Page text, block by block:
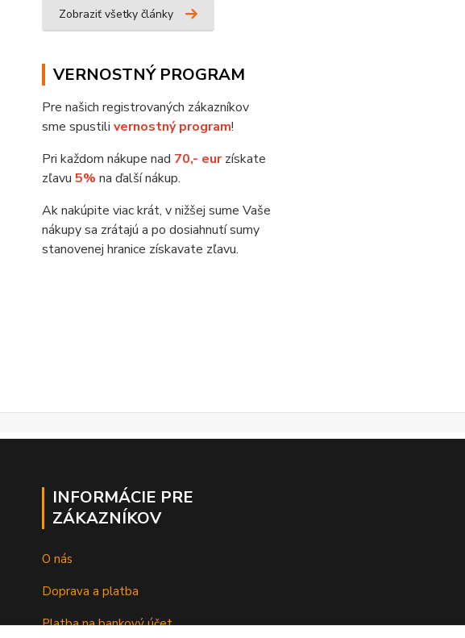
Zobraziť všetky články
VERNOSTNÝ PROGRAM
Pre našich registrovaných zákazníkov
sme spustili vernostný program!
Pri každom nákupe nad 70,- eurzískate
zľavu 5% na ďalší nákup.
Ak nakúpite viac krát, v nižšej sume Vaše
nákupy sa zrátajú a po dosiahnutí sumy
stanovenej hranice získavate zľavu.
INFORMÁCIE PRE
ZÁKAZNÍKOV
O nás
Doprava a platba
Platba na bankový účet